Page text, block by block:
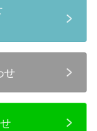
せ